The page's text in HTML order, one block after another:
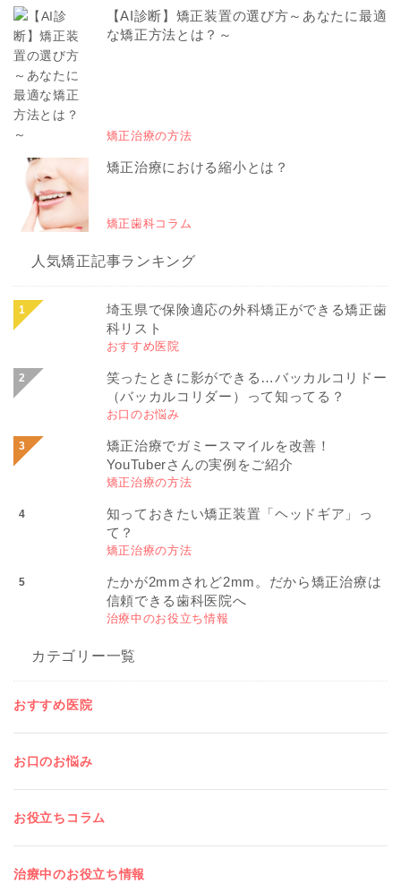
【AI診断】矯正装置の選び方～あなたに最適
な矯正方法とは？～
矯正治療の方法
矯正治療における縮小とは？
矯正歯科コラム
人気矯正記事ランキング
埼玉県で保険適応の外科矯正ができる矯正歯
科リスト
おすすめ医院
笑ったときに影ができる…バッカルコリドー
（バッカルコリダー）って知ってる？
お口のお悩み
矯正治療でガミースマイルを改善！
YouTuberさんの実例をご紹介
矯正治療の方法
知っておきたい矯正装置「ヘッドギア」っ
て？
矯正治療の方法
たかが2mmされど2mm。だから矯正治療は
信頼できる歯科医院へ
治療中のお役立ち情報
カテゴリー一覧
おすすめ医院
お口のお悩み
お役立ちコラム
治療中のお役立ち情報